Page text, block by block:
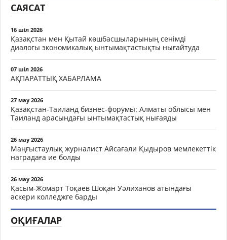
САЯСАТ
16 шіл 2026
Қазақстан мен Қытай көшбасшыларының сенімді
диалогы экономикалық ынтымақтастықты нығайтуда
07 шіл 2026
АҚПАРАТТЫҚ ХАБАРЛАМА
27 мау 2026
Қазақстан-Таиланд бизнес-форумы: Алматы облысы мен
Таиланд арасындағы ынтымақтастық нығаяды
26 мау 2026
Маңғыстаулық журналист Айсағали Қыдыров мемлекеттік
наградаға ие болды
26 мау 2026
Қасым-Жомарт Тоқаев Шоқан Уәлиханов атындағы
әскери колледжге барды
ОҚИҒАЛАР